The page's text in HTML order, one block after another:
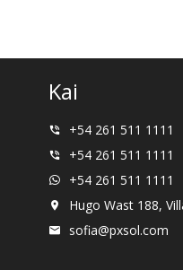
Kai
+54 261 511 1111
+54 261 511 1111
+54 261 511 1111
Hugo Wast 188,
sofia@pxsol.com